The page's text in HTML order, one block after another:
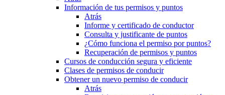
Información de tus permisos y puntos
Atrás
Informe y certificado de conductor
Consulta y justificante de puntos
¿Cómo funciona el permiso por puntos?
Recuperación de permisos y puntos
Cursos de conducción segura y eficiente
Clases de permisos de conducir
Obtener un nuevo permiso de conducir
Atrás